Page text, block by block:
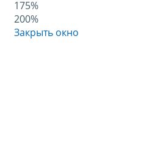
175%
200%
Закрыть окно